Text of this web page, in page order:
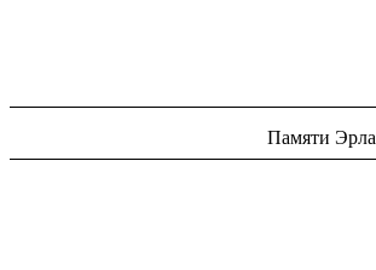
Памяти Эрла